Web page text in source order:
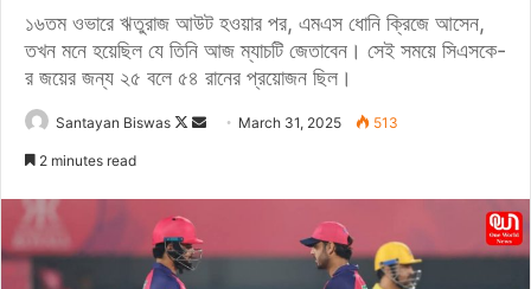
১৬তম ওভারে ঋতুরাজ আউট হওয়ার পর, এমএস ধোনি ক্রিজে আসেন,
তখন মনে হয়েছিল যে তিনি আজ ম্যাচটি জেতাবেন। সেই সময়ে সিএসকে-
র জয়ের জন্য ২৫ বলে ৫৪ রানের প্রয়োজন ছিল।
Santayan Biswas
F
o
w n
March 31, 2025 513
2 minutes read